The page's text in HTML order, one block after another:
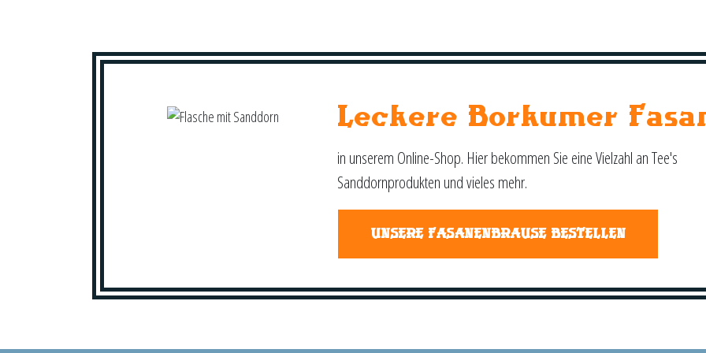
Leckere Borkumer
in unserem Online-Shop. Hier bekommen Sie eine Vielzahl an Tee's
Sanddornprodukten und vieles mehr.
UNSERE FASANENBRAUSE BESTELLEN